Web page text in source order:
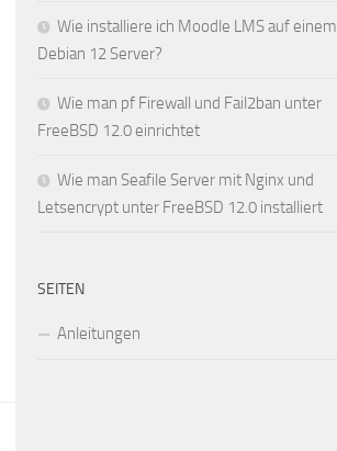
Wie installiere ich Moodle LMS auf einem
Debian 12 Server?
Wie man pf Firewall und Fail2ban unter
FreeBSD 12.0 einrichtet
Wie man Seafile Server mit Nginx und
Letsencrypt unter FreeBSD 12.0 installiert
SEITEN
Anleitungen